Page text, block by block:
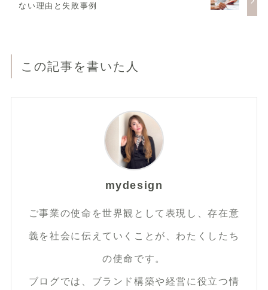
ない理由と失敗事例
この記事を書いた人
mydesign
ご事業の使命を世界観として表現し、存在意
義を社会に伝えていくことが、わたくしたち
の使命です。
ブログでは、ブランド構築や経営に役立つ情